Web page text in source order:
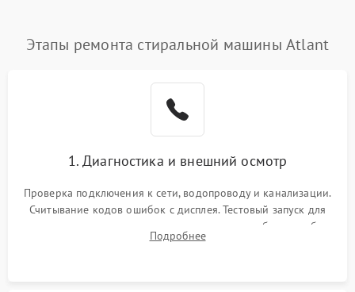
Этапы ремонта стиральной машины Atlant
1. Диагностика и внешний осмотр
Проверка подключения к сети, водопроводу и канализации.
Считывание кодов ошибок с дисплея. Тестовый запуск для
выявления посторонних шумов, протечек или сбоев в работе
электронного модуля управления.
Подробнее